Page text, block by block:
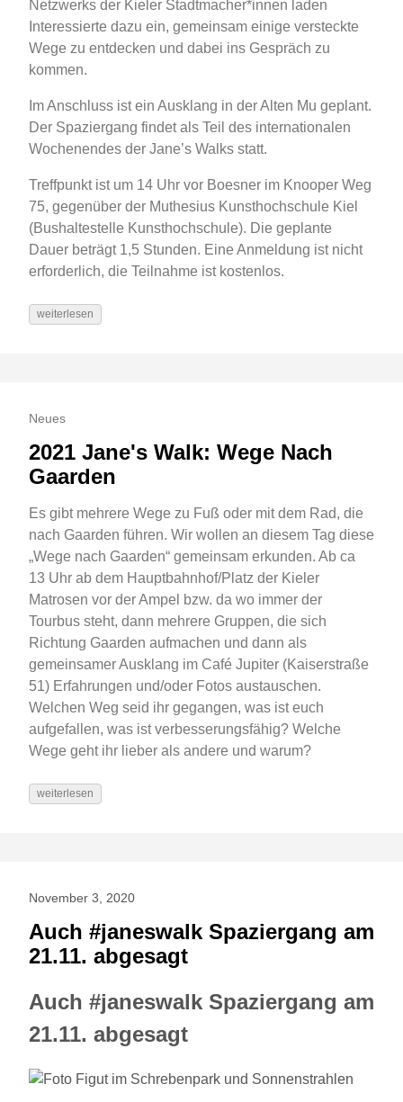
Netzwerks der Kieler Stadtmacher*innen laden
Interessierte dazu ein, gemeinsam einige versteckte
Wege zu entdecken und dabei ins Gespräch zu
kommen.
Im Anschluss ist ein Ausklang in der Alten Mu geplant.
Der Spaziergang findet als Teil des internationalen
Wochenendes der Jane’s Walks statt.
Treffpunkt ist um 14 Uhr vor Boesner im Knooper Weg
75, gegenüber der Muthesius Kunsthochschule Kiel
(Bushaltestelle Kunsthochschule). Die geplante
Dauer beträgt 1,5 Stunden. Eine Anmeldung ist nicht
erforderlich, die Teilnahme ist kostenlos.
weiterlesen
Neues
2021 Jane's Walk: Wege Nach
Gaarden
Es gibt mehrere Wege zu Fuß oder mit dem Rad, die
nach Gaarden führen. Wir wollen an diesem Tag diese
„Wege nach Gaarden“ gemeinsam erkunden. Ab ca
13 Uhr ab dem Hauptbahnhof/Platz der Kieler
Matrosen vor der Ampel bzw. da wo immer der
Tourbus steht, dann mehrere Gruppen, die sich
Richtung Gaarden aufmachen und dann als
gemeinsamer Ausklang im Café Jupiter (Kaiserstraße
51) Erfahrungen und/oder Fotos austauschen.
Welchen Weg seid ihr gegangen, was ist euch
aufgefallen, was ist verbesserungsfähig? Welche
Wege geht ihr lieber als andere und warum?
weiterlesen
November 3, 2020
Auch #janeswalk Spaziergang am
21.11. abgesagt
Auch #janeswalk Spaziergang am
21.11. abgesagt